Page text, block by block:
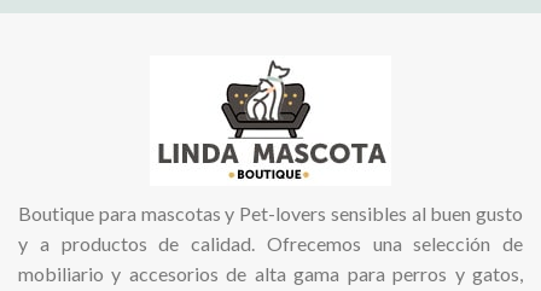
Boutique para mascotas y Pet-lovers sensibles al buen gusto
y a productos de calidad. Ofrecemos una selección de
mobiliario y accesorios de alta gama para perros y gatos,